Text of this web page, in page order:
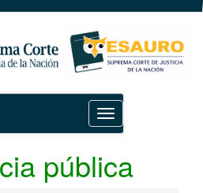
Toggle
navigation
pública